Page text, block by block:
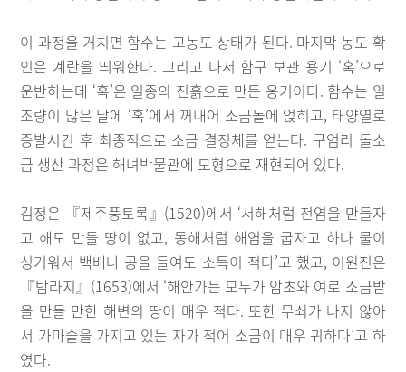
이 과정을 거치면 함수는 고농도 상태가 된다. 마지막 농도 확
인은 계란을 띄워한다. 그리고 나서 함구 보관 용기 ‘혹’으로
운반하는데 ‘혹’은 일종의 진흙으로 만든 옹기이다. 함수는 일
조량이 많은 날에 ‘혹’에서 꺼내어 소금돌에 얹히고, 태양열로
증발시킨 후 최종적으로 소금 결정체를 얻는다. 구엄리 돌소
금 생산 과정은 해녀박물관에 모형으로 재현되어 있다.
김정은 『제주풍토록』(1520)에서 ‘서해처럼 전염을 만들자
고 해도 만들 땅이 없고, 동해처럼 해염을 굽자고 하나 물이
싱거워서 백배나 공을 들여도 소득이 적다’고 했고, 이원진은
『탐라지』(1653)에서 ‘해안가는 모두가 암초와 여로 소금밭
을 만들 만한 해변의 땅이 매우 적다. 또한 무쇠가 나지 않아
서 가마솥을 가지고 있는 자가 적어 소금이 매우 귀하다’고 하
였다.